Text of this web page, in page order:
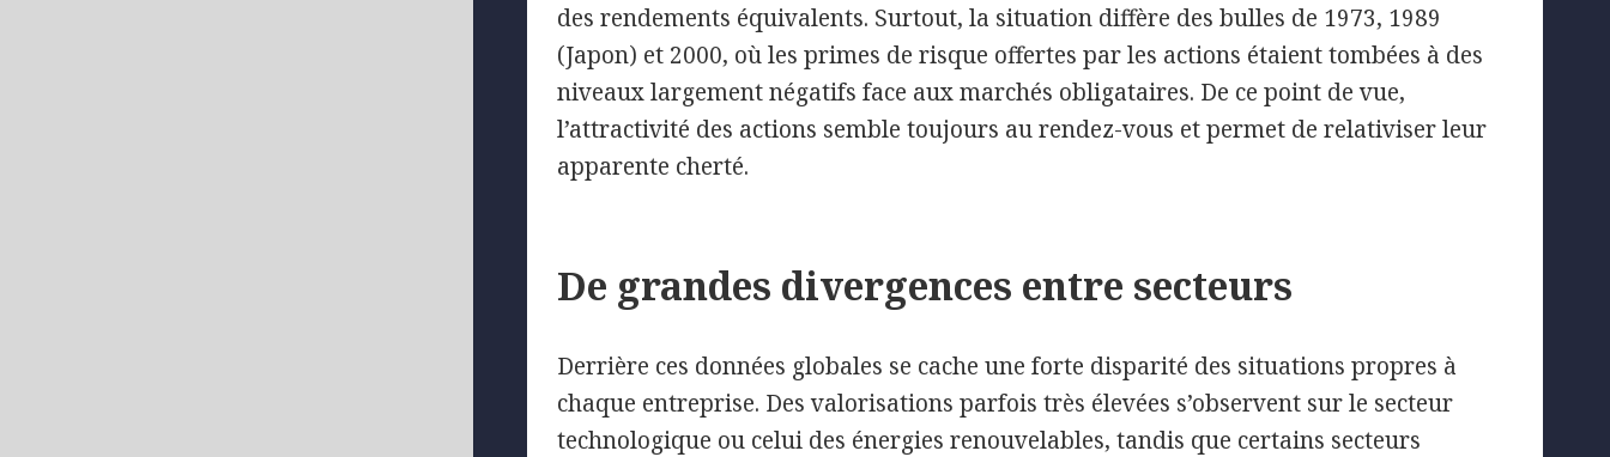
des rendements équivalents. Surtout, la situation diffère des bulles de 1973, 1989
(Japon) et 2000, où les primes de risque offertes par les actions étaient tombées à des
niveaux largement négatifs face aux marchés obligataires. De ce point de vue,
l’attractivité des actions semble toujours au rendez-vous et permet de relativiser leur
apparente cherté.
De grandes divergences entre secteurs
Derrière ces données globales se cache une forte disparité des situations propres à
chaque entreprise. Des valorisations parfois très élevées s’observent sur le secteur
technologique ou celui des énergies renouvelables, tandis que certains secteurs